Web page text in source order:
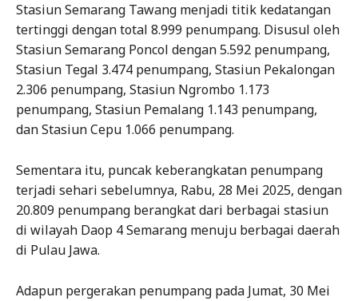
Stasiun Semarang Tawang menjadi titik kedatangan
tertinggi dengan total 8.999 penumpang. Disusul oleh
Stasiun Semarang Poncol dengan 5.592 penumpang,
Stasiun Tegal 3.474 penumpang, Stasiun Pekalongan
2.306 penumpang, Stasiun Ngrombo 1.173
penumpang, Stasiun Pemalang 1.143 penumpang,
dan Stasiun Cepu 1.066 penumpang.
Sementara itu, puncak keberangkatan penumpang
terjadi sehari sebelumnya, Rabu, 28 Mei 2025, dengan
20.809 penumpang berangkat dari berbagai stasiun
di wilayah Daop 4 Semarang menuju berbagai daerah
di Pulau Jawa.
Adapun pergerakan penumpang pada Jumat, 30 Mei